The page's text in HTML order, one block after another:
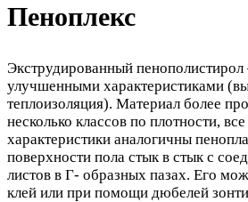
Пеноплекс
Экструдированный
улучшенными характеристиками
теплоизоляция). Материал более
несколько классов по плотности,
характеристики аналогичны
поверхности пола стык в стык с
листов в Г- образных пазах. Его
клей или при помощи дюбелей